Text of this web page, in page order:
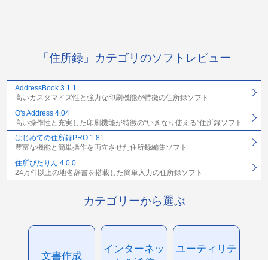
「住所録」カテゴリのソフトレビュー
AddressBook 3.1.1
高いカスタマイズ性と強力な印刷機能が特徴の住所録ソフト
O's Address 4.04
高い操作性と充実した印刷機能が特徴の“いきなり使える”住所録ソフト
はじめての住所録PRO 1.81
豊富な機能と簡単操作を両立させた住所録編集ソフト
住所ぴたりん 4.0.0
24万件以上の地名辞書を搭載した簡単入力の住所録ソフト
カテゴリーから選ぶ
文書作成
インターネッ
ユーティリテ